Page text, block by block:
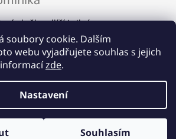
soubory cookie. Dalším
webu vyjadřujete souhlas s jejich
zde.
Nastavení
Souhlasím
měsíce! ❤️ Pleťový peeling Mořský písek a
produktu je 5 z 5 hvězdiček.
skvěle odlíčí i silný...
Čistící gel - Mydlice lékařská
produktu je 5 z 5 hvězdiček.
. Všechna práva vyhrazena.